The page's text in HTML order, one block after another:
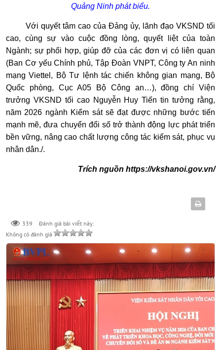
Quảng Ninh phát biểu.
Với quyết tâm cao của Đảng ủy, lãnh đạo VKSND tối
cao, cùng sự vào cuộc đồng lòng, quyết liệt của toàn
Ngành; sự phối hợp, giúp đỡ của các đơn vị có liên quan
(Ban Cơ yếu Chính phủ, Tập Đoàn VNPT, Công ty An ninh
mạng Viettel, Bộ Tư lệnh tác chiến không gian mạng, Bộ
Quốc phòng, Cục A05 Bộ Công an…), đồng chí Viện
trưởng VKSND tối cao Nguyễn Huy Tiến tin tưởng rằng,
năm 2026 ngành Kiểm sát sẽ đạt được những bước tiến
mạnh mẽ, đưa chuyển đổi số trở thành động lực phát triển
bền vững, nâng cao chất lượng công tác kiểm sát, phục vụ
nhân dân./.
Trích nguồn https://vkshanoi.gov.vn/
339
Đánh giá bài viết này:
Không có đánh giá